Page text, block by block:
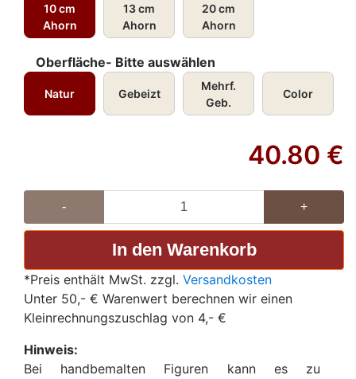
10 cm
Ahorn
13 cm
Ahorn
20 cm
Ahorn
Oberfläche- Bitte auswählen
Natur Gebeizt
Mehrf.
Geb.
Color
40.80 €
- +
*Preis enthält MwSt. zzgl. Versandkosten
Unter 50,- € Warenwert berechnen wir einen
Kleinrechnungszuschlag von 4,- €
Hinweis:
Bei handbemalten Figuren kann es zu